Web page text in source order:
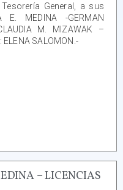
General, a sus
E. MEDINA -GERMAN
M. MIZAWAK –
ELENA SALOMON.-
– LICENCIAS